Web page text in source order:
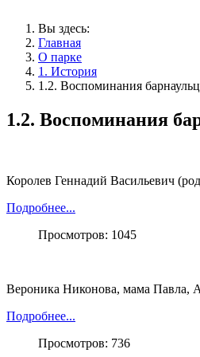
Вы здесь:
Главная
О парке
1. История
1.2. Воспоминания
1.2. Воспоминания
Королев Геннадий Васильевич
Подробнее...
Просмотров: 1045
Вероника Никонова, мама Павла,
Подробнее...
Просмотров: 736